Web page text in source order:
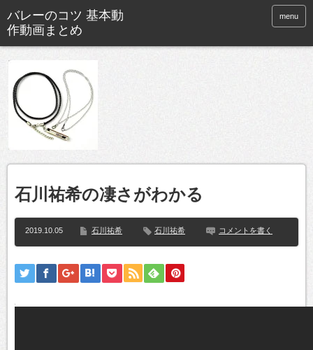
バレーのコツ 基本動
作動画まとめ
menu
石川祐希の凄さがわかる
2019.10.05 石川祐希 石川祐希 コメントを書く